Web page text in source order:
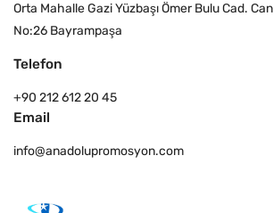
Orta Mahalle Gazi Yüzbaşı Ömer Bulu Cad.
No:26 Bayrampaşa
Telefon
+90 212 612 20 45
Email
info@anadolupromosyon.com